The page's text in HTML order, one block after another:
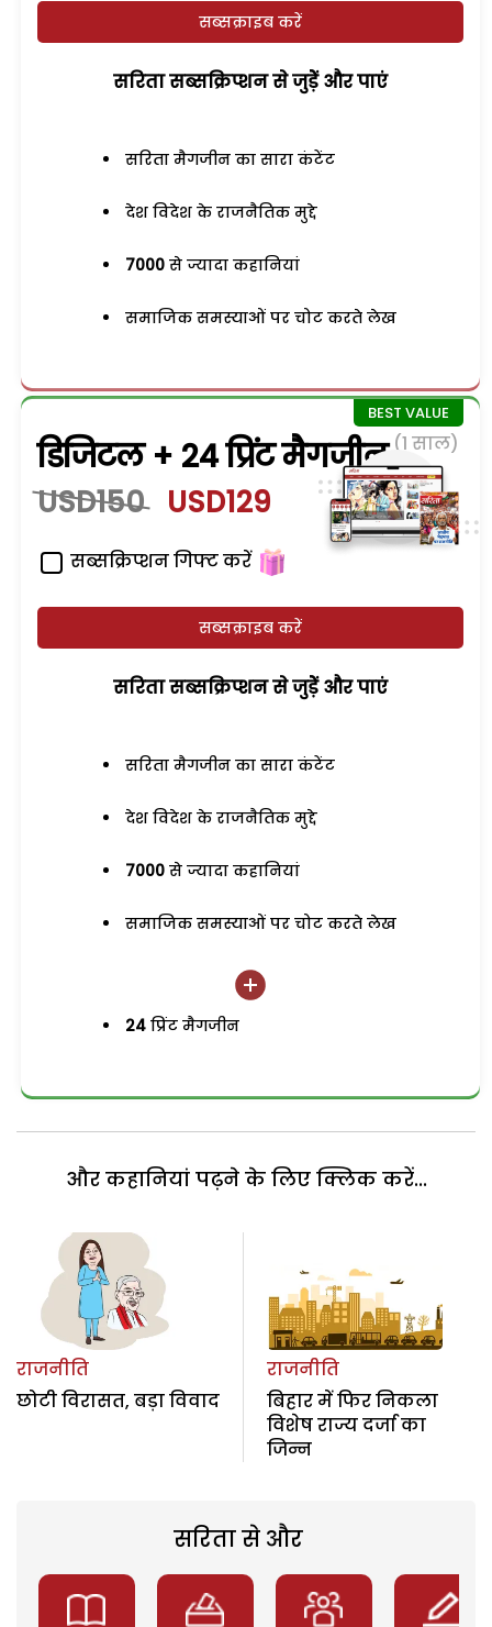
सब्सक्राइब करें
सरिता सब्सक्रिप्शन से जुड़ेें और पाएं
सरिता मैगजीन का सारा कंटेंट
देश विदेश के राजनैतिक मुद्दे
7000 से ज्यादा कहानियां
समाजिक समस्याओं पर चोट करते लेख
डिजिटल + 24 प्रिंट मैगजीन (1 साल)
USD150 USD129
सब्सक्रिप्शन गिफ्ट करें
सब्सक्राइब करें
सरिता सब्सक्रिप्शन से जुड़ेें और पाएं
सरिता मैगजीन का सारा कंटेंट
देश विदेश के राजनैतिक मुद्दे
7000 से ज्यादा कहानियां
समाजिक समस्याओं पर चोट करते लेख
24 प्रिंट मैगजीन
और कहानियां पढ़ने के लिए क्लिक करें...
राजनीति
छोटी विरासत, बड़ा विवाद
राजनीति
बिहार में फिर निकला
विशेष राज्य दर्जा का
जिन्न
सरिता से और